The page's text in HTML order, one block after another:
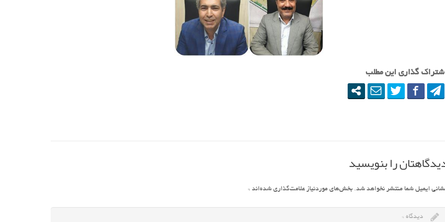
گذاری این مطلب
را بنویسید
ایمیل شما منتشر نخواهد شد. بخش‌های موردنیاز علامت‌گذاری شده‌اند *